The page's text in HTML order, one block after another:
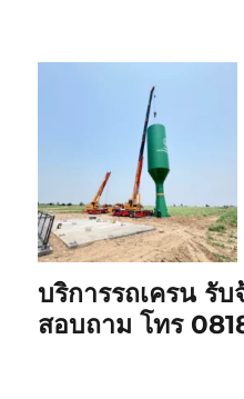
บริการรถเครน รั
สอบถาม โทร